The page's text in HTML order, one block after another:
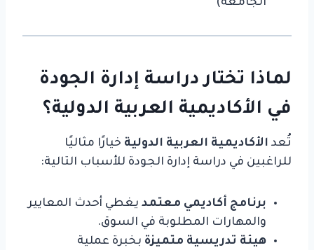
الجامعة)
لماذا تختار دراسة إدارة الجودة
في الأكاديمية العربية الدولية؟
تُعد الأكاديمية العربية الدولية خيارًا مثاليًا
للراغبين في دراسة إدارة الجودة للأسباب التالية:
برنامج أكاديمي معتمد يغطي أحدث المعايير
والمهارات المطلوبة في السوق.
هيئة تدريسية متميزة بخبرة عملية